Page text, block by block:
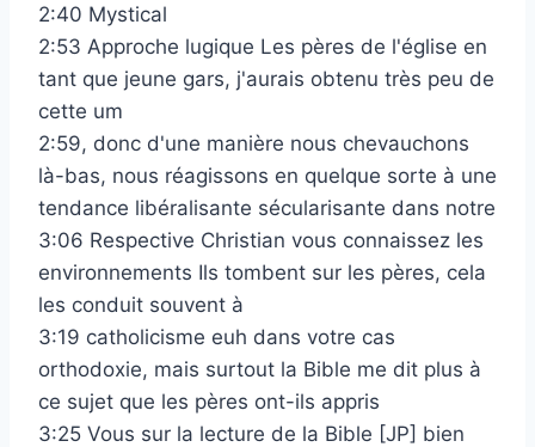
2:40 Mystical
2:53 Approche lugique Les pères de l'église en
tant que jeune gars, j'aurais obtenu très peu de
cette um
2:59, donc d'une manière nous chevauchons
là-bas, nous réagissons en quelque sorte à une
tendance libéralisante sécularisante dans notre
3:06 Respective Christian vous connaissez les
environnements Ils tombent sur les pères, cela
les conduit souvent à
3:19 catholicisme euh dans votre cas
orthodoxie, mais surtout la Bible me dit plus à
ce sujet que les pères ont-ils appris
3:25 Vous sur la lecture de la Bible [JP] bien